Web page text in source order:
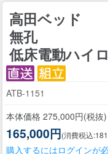
高田ベッド
無孔
低床電動ハイ
ATB-1151
本体価格 275,000円(税抜)
165,000円(消費税込
購入するにはログインが